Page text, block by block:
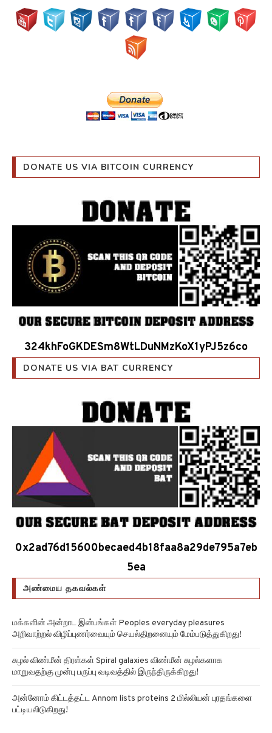
DONATE US VIA BITCOIN CURRENCY
DONATE US VIA BAT CURRENCY
அண்மைய தகவல்கள்
அறிவாற்றல் விழிப்புணர்வையும் செயல்திறனையும் மேம்படுத்துகிறது!
சுழல் விண்மீன் திரள்கள் Spiral galaxies விண்மீன் சுழல்களாக
மாறுவதற்கு முன்பு பருப்பு வடிவத்தில் இருந்திருக்கிறது!
அன்னோம் கிட்டத்தட்ட Annom lists proteins 2 மில்லியன் புரதங்களை
பட்டியலிடுகிறது!